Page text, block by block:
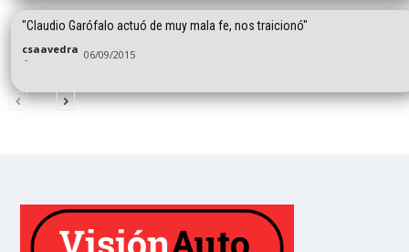
"Claudio Garófalo actuó de muy mala fe, nos traicionó"
csaavedra
- 06/09/2015